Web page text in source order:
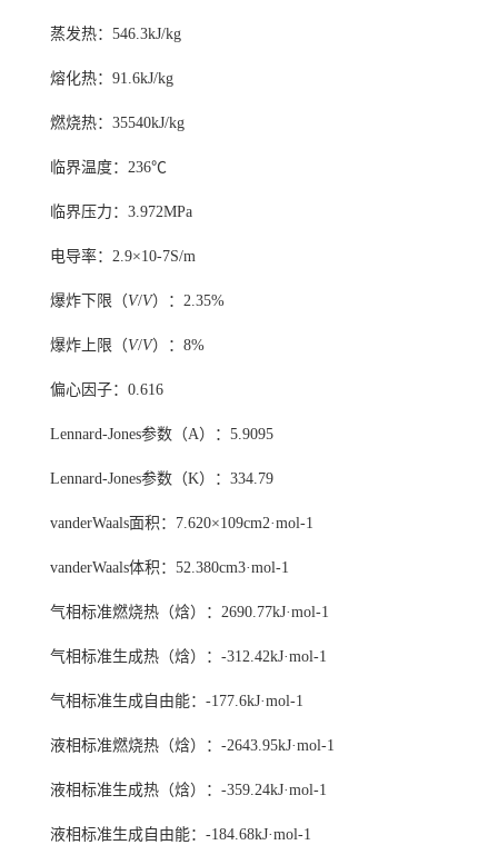
蒸发热：546.3kJ/kg
熔化热：91.6kJ/kg
燃烧热：35540kJ/kg
临界温度：236℃
临界压力：3.972MPa
电导率：2.9×10-7S/m
爆炸下限（V/V）：2.35%
爆炸上限（V/V）：8%
偏心因子：0.616
Lennard-Jones参数（A）：5.9095
Lennard-Jones参数（K）：334.79
vanderWaals面积：7.620×109cm2·mol-1
vanderWaals体积：52.380cm3·mol-1
气相标准燃烧热（焓）：2690.77kJ·mol-1
气相标准生成热（焓）：-312.42kJ·mol-1
气相标准生成自由能：-177.6kJ·mol-1
液相标准燃烧热（焓）：-2643.95kJ·mol-1
液相标准生成热（焓）：-359.24kJ·mol-1
液相标准生成自由能：-184.68kJ·mol-1